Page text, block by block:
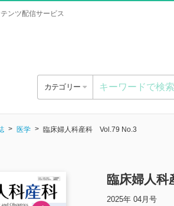
ンツ配信サービス
カテゴリー
医学 臨床婦人科産科 Vol.79 No.3
臨床婦人
2025年 04月号